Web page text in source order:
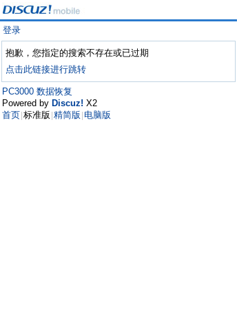
登录
抱歉，您指定的搜索不存在或已过期
点击此链接进行跳转
PC3000 数据恢复
Powered by Discuz! X2
首页 标准版 精简版 电脑版